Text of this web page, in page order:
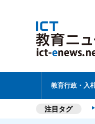
教育行政・入
注目タグ